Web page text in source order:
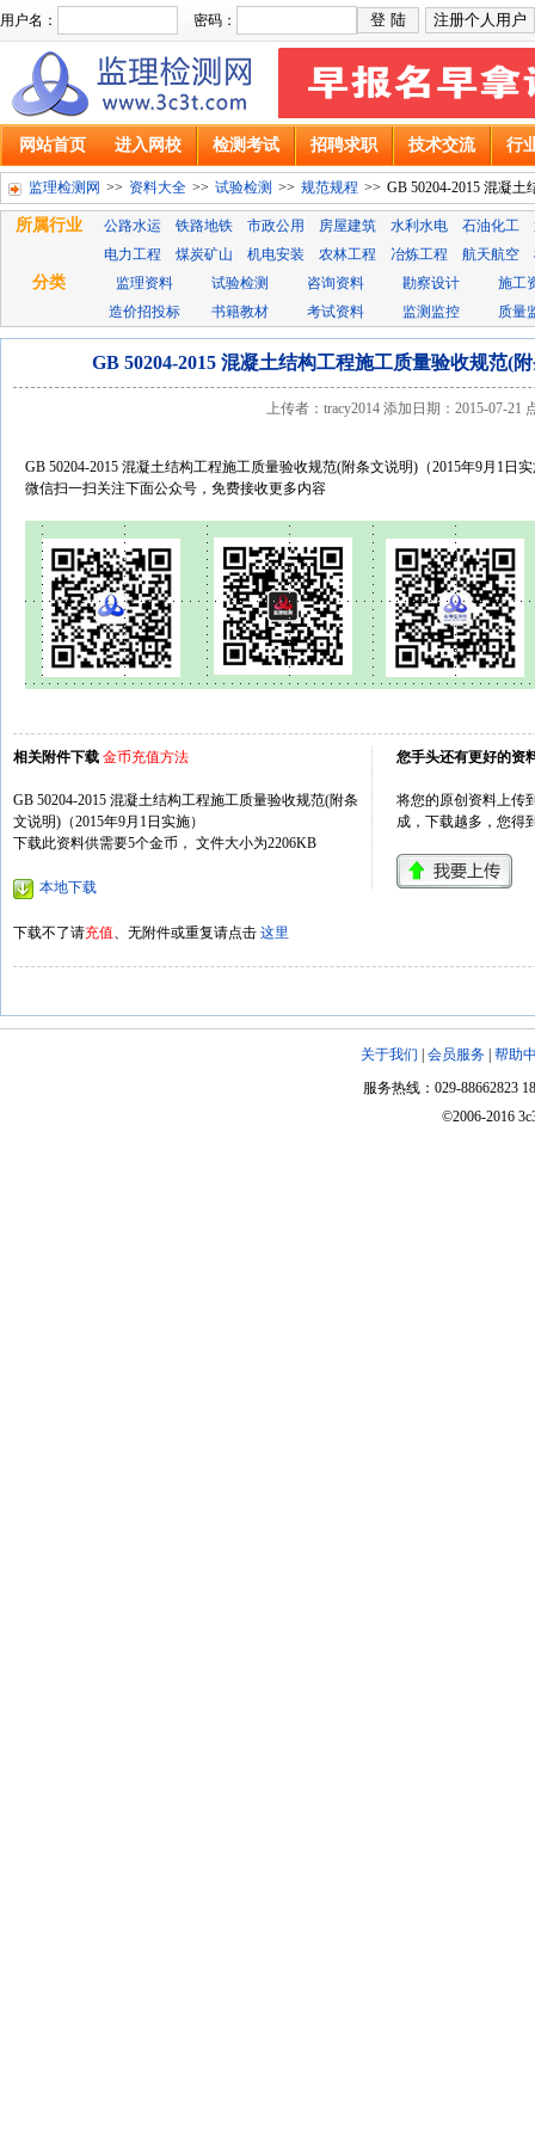
用户名： 密码：
网站首页 进入网校 检测考试 招聘求职 技术交流 行
监理检测网 >> 资料大全 >> 试验检测 >> 规范规程 >> GB 50204-2015 混凝
所属行业 公路水运 铁路地铁 市政公用 房屋建筑 水利水电 石油化工
电力工程
煤炭矿山 机电安装 农林工程 冶炼工程 航天航空
分类 监理资料 试验检测 咨询资料 勘察设计
施工
造价招投标
书籍教材 考试资料 监测监控 质量
GB 50204-2015 混凝土结构工程施工质量验收规范(
上传者：tracy2014 添加日期：2015-07-21
GB 50204-2015 混凝土结构工程施工质量验收规范(附条文说明)（2015年9月1日
微信扫一扫关注下面公众号，免费接收更多内容
相关附件下载 金币充值方法
GB 50204-2015 混凝土结构工程施工质量验收规范(附条
文说明)（2015年9月1日实施）
下载此资料供需要5个金币， 文件大小为2206KB
本地下载
下载不了请充值、无附件或重复请点击 这里
您手头还有更好的资
将您的原创资料上传
成，下载越多，您得
关于我们 会员服务 帮助
服务热线：029-88662823
©2006-2016